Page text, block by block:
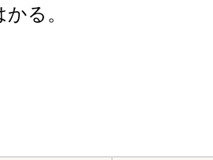
る。